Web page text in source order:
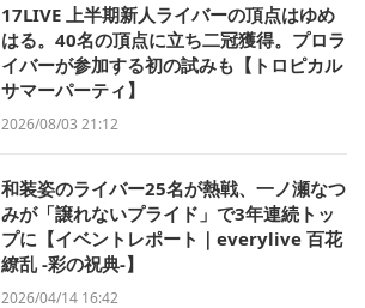
17LIVE 上半期新人ライバーの頂点はゆめ
はる。40名の頂点に立ち二冠獲得。プロラ
イバーが参加する初の試みも【トロピカル
サマーパーティ】
2026/08/03 21:12
和装姿のライバー25名が熱戦、一ノ瀬なつ
みが「譲れないプライド」で3年連続トッ
プに【イベントレポート｜everylive 百花
繚乱 -彩の祝典-】
2026/04/14 16:42